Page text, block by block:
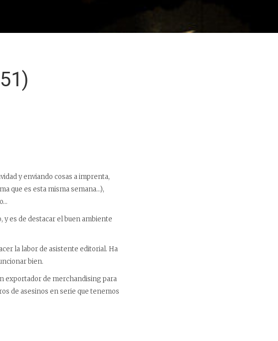
y enviando cosas a imprenta,
que es esta misma semana…),
y es de destacar el buen ambiente
la labor de asistente editorial. Ha
bien.
exportador de merchandising para
de asesinos en serie que tenemos